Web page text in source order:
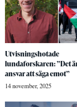
Utvisningshotade
lundaforskaren: ”Det
ansvar att säga emot”
14 november, 2025